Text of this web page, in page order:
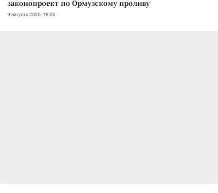
законопроект по Ормузскому проливу
9 августа 2026, 18:00